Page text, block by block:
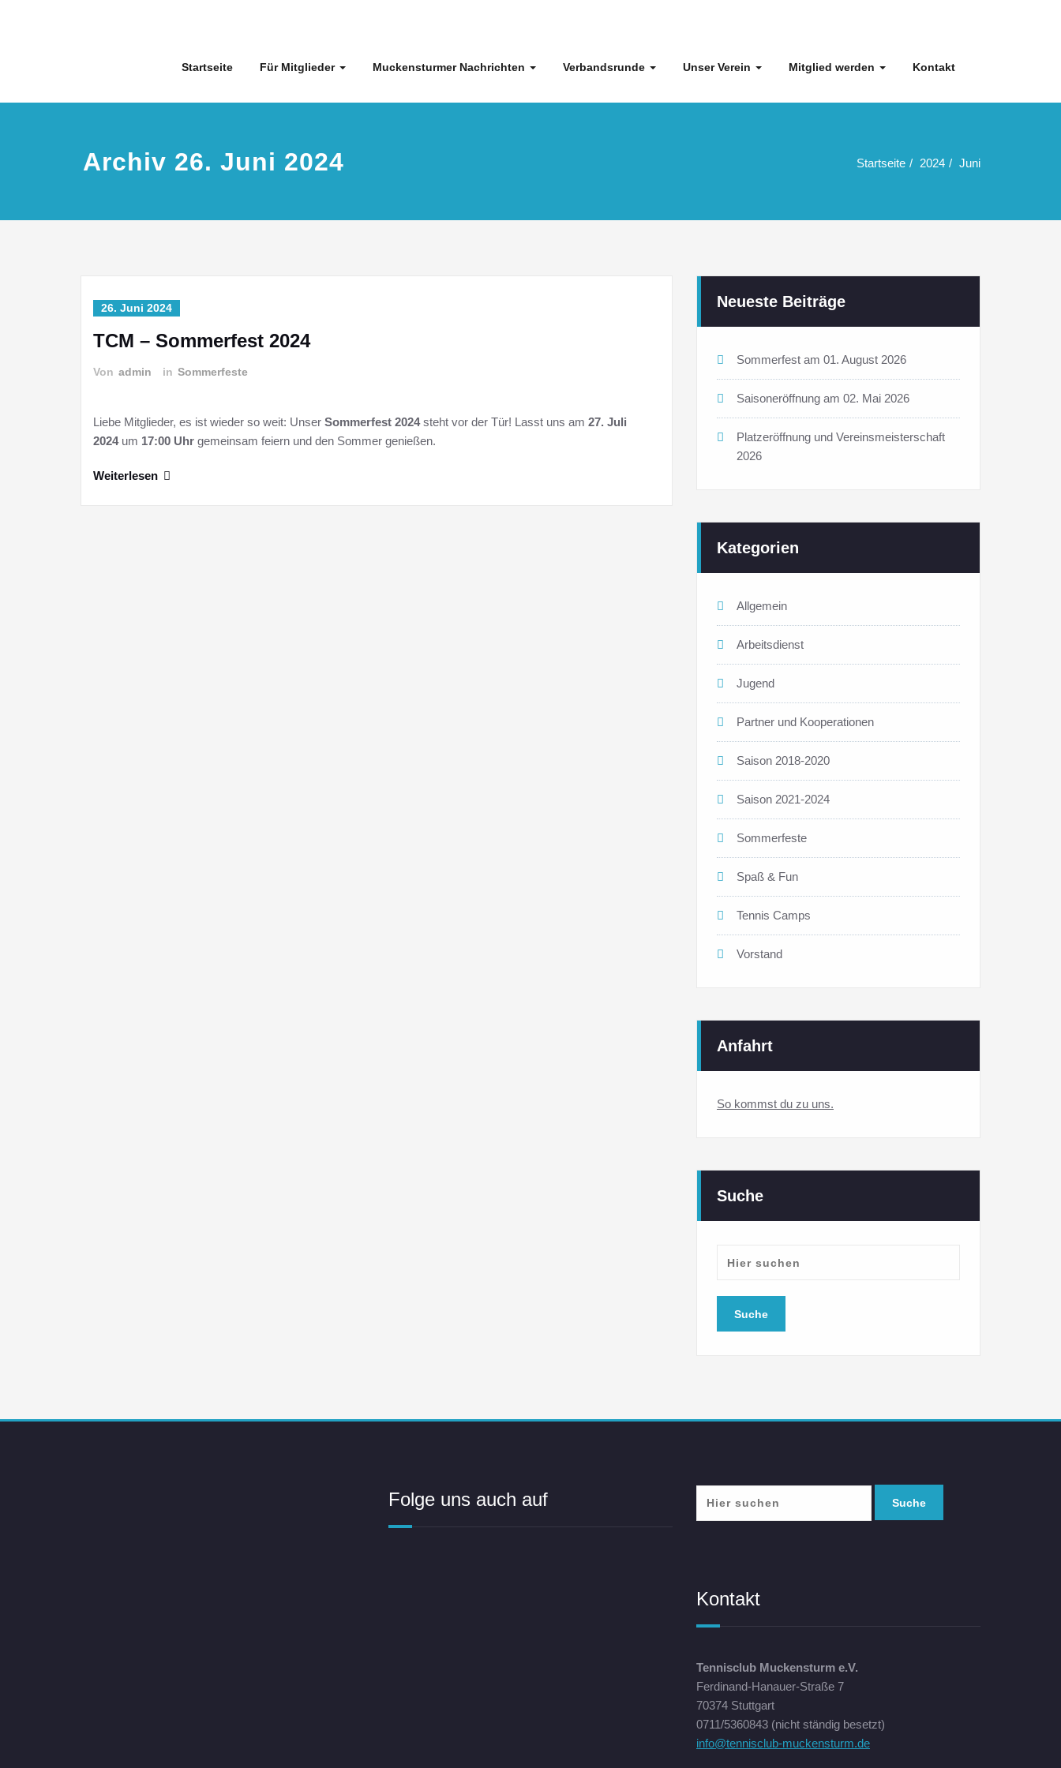
Startseite Für Mitglieder Muckensturmer Nachrichten Verbandsrunde Unser Verein Mitglied werden Kontakt
Archiv 26. Juni 2024 Startseite 2024 Juni
26. Juni 2024
TCM – Sommerfest 2024
Von admin in Sommerfeste
Liebe Mitglieder, es ist wieder so weit: Unser Sommerfest 2024steht vor der Tür! Lasst uns am 27. Juli
2024um 17:00 Uhr gemeinsam feiern und den Sommer genießen.
Weiterlesen
Neueste Beiträge
Sommerfest am 01. August 2026
Saisoneröffnung am 02. Mai 2026
Platzeröffnung und Vereinsmeisterschaft
2026
Kategorien
Allgemein
Arbeitsdienst
Jugend
Partner und Kooperationen
Saison 2018-2020
Saison 2021-2024
Sommerfeste
Spaß & Fun
Tennis Camps
Vorstand
Anfahrt
So kommst du zu uns.
Suche
Folge uns auch auf
Kontakt
Tennisclub Muckensturm e.V.
Ferdinand-Hanauer-Straße 7
70374 Stuttgart
0711/5360843 (nicht ständig besetzt)
info@tennisclub-muckensturm.de